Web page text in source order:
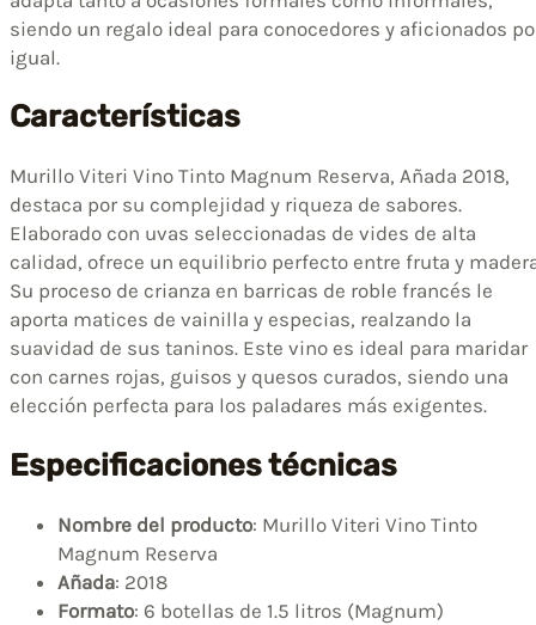
siendo un regalo ideal para conocedores y aficionados
igual.
Características
Murillo Viteri Vino Tinto Magnum Reserva, Añada 2018,
destaca por su complejidad y riqueza de sabores.
Elaborado con uvas seleccionadas de vides de alta
calidad, ofrece un equilibrio perfecto entre fruta y
Su proceso de crianza en barricas de roble francés le
aporta matices de vainilla y especias, realzando la
suavidad de sus taninos. Este vino es ideal para maridar
con carnes rojas, guisos y quesos curados, siendo una
elección perfecta para los paladares más exigentes.
Especificaciones técnicas
Nombre del producto: Murillo Viteri Vino Tinto
Magnum Reserva
Añada: 2018
Formato: 6 botellas de 1.5 litros (Magnum)